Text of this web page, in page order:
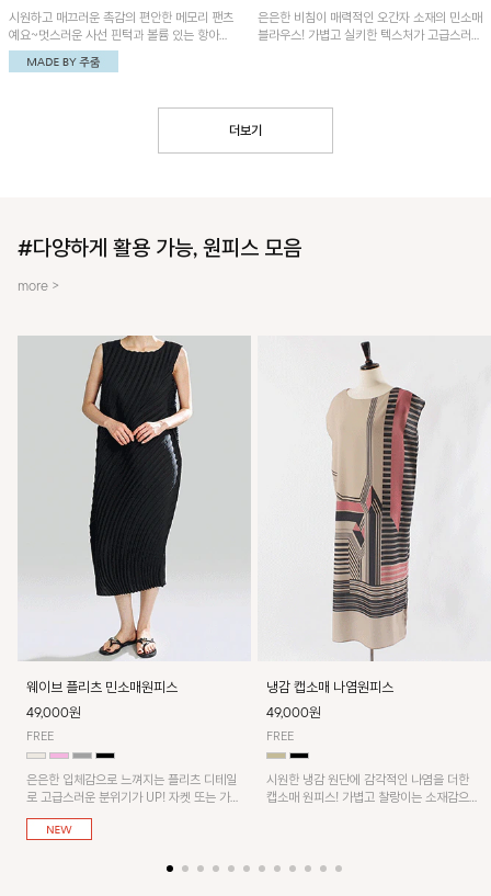
시원하고 매끄러운 촉감의 편안한 메모리 팬츠
예요~멋스러운 사선 핀턱과 볼륨 있는 항아리
핏이 유니크한 아이템!
은은한 비침이 매력적인 오간자 소재의 민소매
블라우스! 가볍고 실키한 텍스처가 고급스러운
더보기
#다양하게 활용 가능, 원피스 모음
more >
웨이브 플리츠 민소매원피스
49,000원
FREE
은은한 입체감으로 느껴지는 플리츠 디테일
로 고급스러운 분위기가 UP! 자켓 또는 가디
건과 같이 매치해도 잘 어울린답니다!
냉감 캡소매 나염원피스
49,000원
FREE
시원한 냉감 원단에 감각적인 나염을 더한
캡소매 원피스! 가볍고 찰랑이는 소재감으로